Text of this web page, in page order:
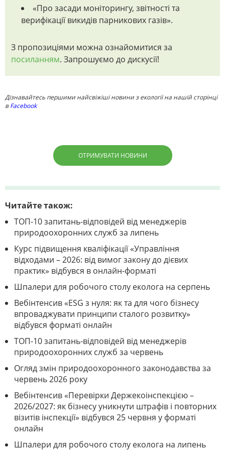
«Про засади моніторингу, звітності та
верифікації викидів парникових газів».
З пропозиціями можна ознайомитися за
посиланням. Запрошуємо до дискусії!
Дізнавайтесь першими найсвіжіші новини з екології на нашій сторінці
вFacebook
ОТРИМУВАТИ НОВИНИ
Читайте також:
ТОП-10 запитань-відповідей від менеджерів
природоохоронних служб за липень
Курс підвищення кваліфікації «Управління
відходами – 2026: від вимог закону до дієвих
практик» відбувся в онлайн-форматі
Шпалери для робочого столу еколога на серпень
Вебінтенсив «ESG з нуля: як та для чого бізнесу
впроваджувати принципи сталого розвитку»
відбувся форматі онлайн
ТОП-10 запитань-відповідей від менеджерів
природоохоронних служб за червень
Огляд змін природоохоронного законодавства за
червень 2026 року
Вебінтенсив «Перевірки Держекоінспекцією –
2026/2027: як бізнесу уникнути штрафів і повторних
візитів інспекції» відбувся 25 червня у форматі
онлайн
Шпалери для робочого столу еколога на липень